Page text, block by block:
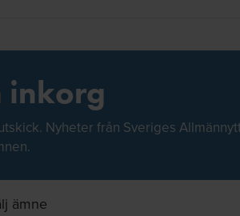
inkorg
Nyheter från Sveriges
ämne